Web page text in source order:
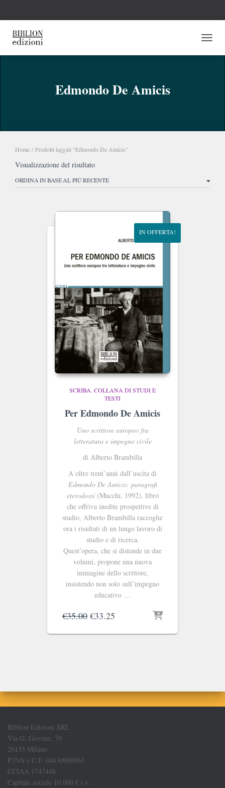
Edmondo De Amicis
Home / Prodotti taggati “Edmondo De Amicis”
Visualizzazione del risultato
IN OFFERTA!
SCRIBA. COLLANA DI STUDI E
TESTI
Per Edmondo De Amicis
Uno scrittore europeo fra
letteratura e impegno civile
di Alberto Brambilla
A oltre trent’anni dall’uscita di
Edmondo De Amicis: paragrafi
eterodossi(Mucchi, 1992), libro
che offriva inedite prospettive di
studio, Alberto Brambilla raccoglie
ora i risultati di un lungo lavoro di
studio e di ricerca.
Quest’opera, che si distende in due
volumi, propone una nuova
immagine dello scrittore,
insistendo non solo sull’impegno
educativo …
€35.00 Il
originale
€33.25
attuale
Biblion Edizioni SRL
Via G. Govone, 70
20155 Milano
P.IVA e C.F. 04430980963
CCIAA 1747448
Capitale sociale 10.000 € i.v.